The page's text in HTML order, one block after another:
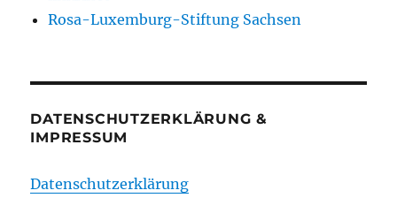
Rosa-Luxemburg-Stiftung Sachsen
DATENSCHUTZERKLÄRUNG &
IMPRESSUM
Datenschutzerklärung